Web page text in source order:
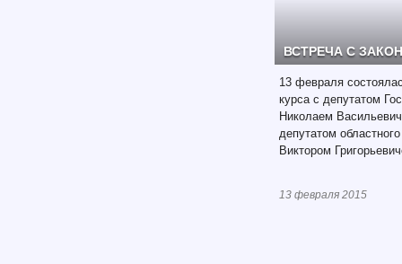
ВСТРЕЧА С
13 февраля
курса с депутатом
Николаем
депутатом
Виктором
13 февраля 2015